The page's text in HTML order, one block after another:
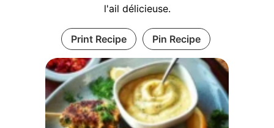
l'ail délicieuse.
Print Recipe Pin Recipe